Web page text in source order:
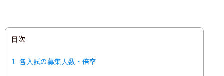
目次
1 各入試の募集人数・倍率